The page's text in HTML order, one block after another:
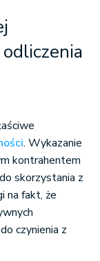
. Wykazanie
kontrahentem
skorzystania z
na fakt, że
czynienia z